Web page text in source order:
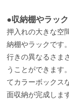
●収納棚やラッ
押入れの大きな空
納棚やラックです
行きの異なるさま
うことができます
てカラーボックス
面収納が完成しま